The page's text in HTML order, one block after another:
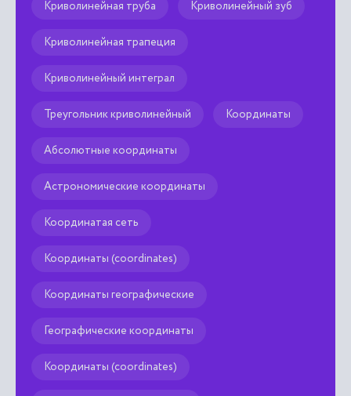
Криволинейная труба Криволинейный зуб
Криволинейная трапеция
Криволинейный интеграл
Треугольник криволинейный Координаты
Абсолютные координаты
Астрономические координаты
Координатая сеть
Координаты (coordinates)
Координаты географические
Географические координаты
Координаты (сoordinates)